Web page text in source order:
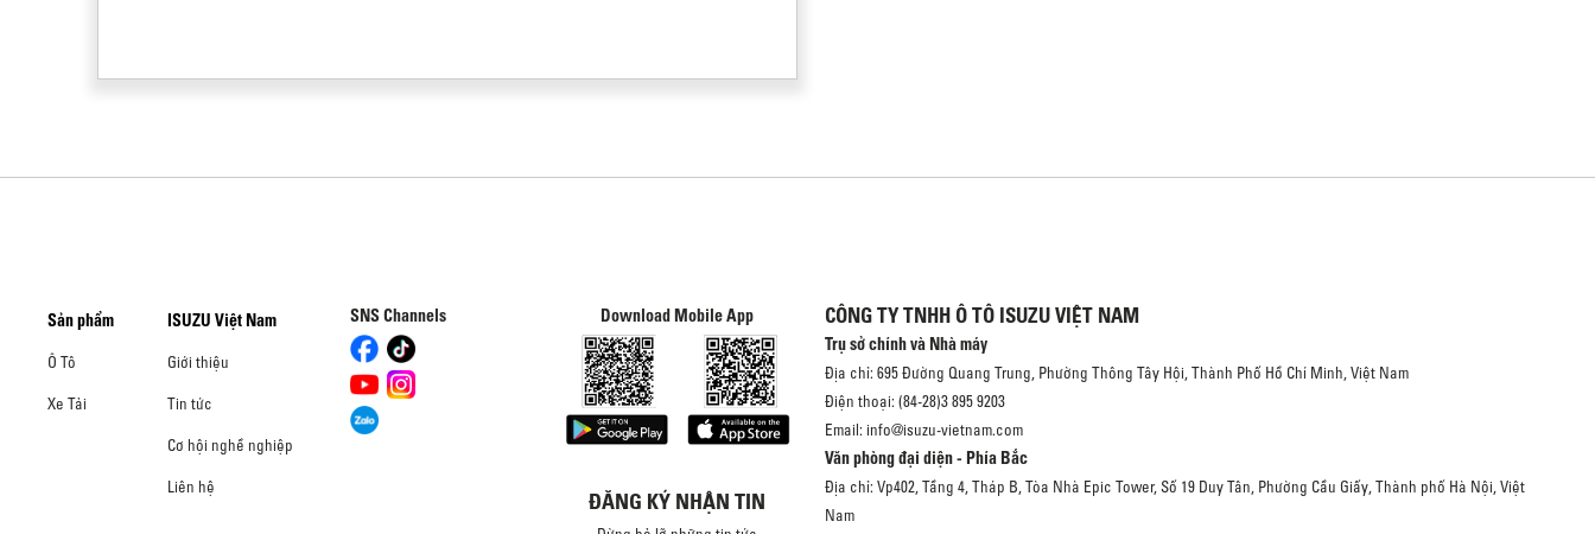
Sản phẩm
Ô Tô
Xe Tải
ISUZU Việt Nam
Giới thiệu
Tin tức
Cơ hội nghề nghiệp
Liên hệ
SNS Channels Download Mobile App
ĐĂNG KÝ NHẬN TIN
CÔNG TY TNHH Ô TÔ ISUZU VIỆT NAM
Trụ sở chính và Nhà máy
Địa chỉ: 695 Đường Quang Trung, Phường Thông Tây Hội, Thành Phố Hồ Chí Minh, Việt Nam
Điện thoại: (84-28)3 895 9203
Email: info@isuzu-vietnam.com
Văn phòng đại diện - Phía Bắc
Địa chỉ: Vp402, Tầng 4, Tháp B, Tòa Nhà Epic Tower, Số 19 Duy Tân, Phường Cầu Giấy, Thành phố Hà Nội, Việt
Nam